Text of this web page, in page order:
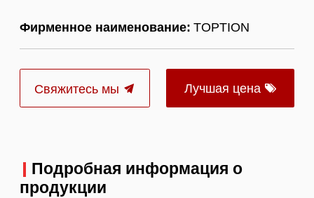
Фирменное наименование: TOPTION
Свяжитесь мы Лучшая цена
Подробная информация о
продукции